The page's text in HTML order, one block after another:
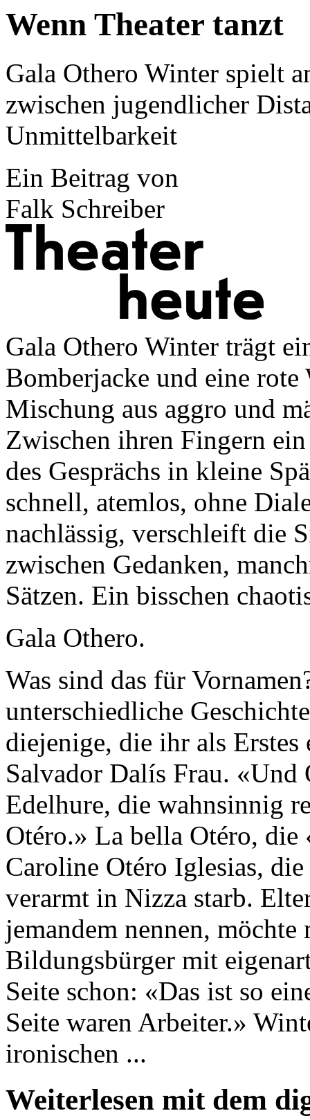
Wenn Theater tanzt
Gala Othero Winter spielt
zwischen jugendlicher
Unmittelbarkeit
Ein Beitrag von
Falk Schreiber
Gala Othero Winter trägt
Bomberjacke und eine
Mischung aus aggro und
Zwischen ihren Fingern
des Gesprächs in kleine
schnell, atemlos, ohne
nachlässig, verschleift die
zwischen Gedanken,
Sätzen. Ein bisschen
Gala Othero.
Was sind das für
unterschiedliche
diejenige, die ihr als
Salvador Dalís Frau. «Und
Edelhure, die wahnsinnig
Otéro.» La bella Otéro,
Caroline Otéro Iglesias,
verarmt in Nizza starb.
jemandem nennen,
Bildungsbürger mit
Seite schon: «Das ist so
Seite waren Arbeiter.»
ironischen ...
Weiterlesen mit dem